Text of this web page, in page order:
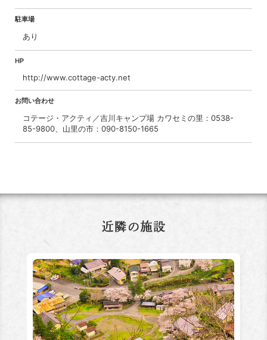
駐車場
あり
HP
http://www.cottage-acty.net
お問い合わせ
コテージ・アクティ／吉川キャンプ場 カワセミの里：0538-
85-9800、山里の市：090-8150-1665